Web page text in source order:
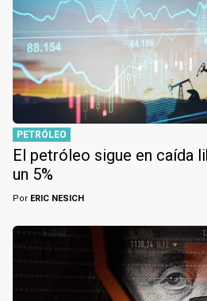
PETRÓLEO
El petróleo sigue en caída
un 5%
Por ERIC NESICH